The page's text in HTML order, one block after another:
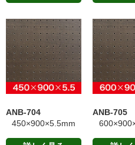
ANB-704
450×900×5.5mm
ANB-705